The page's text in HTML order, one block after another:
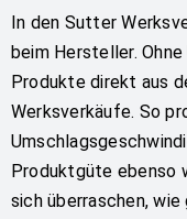
In den Sutter
beim Hersteller.
Produkte direkt aus
Werksverkäufe. So
Produktgüte ebenso
sich überraschen,